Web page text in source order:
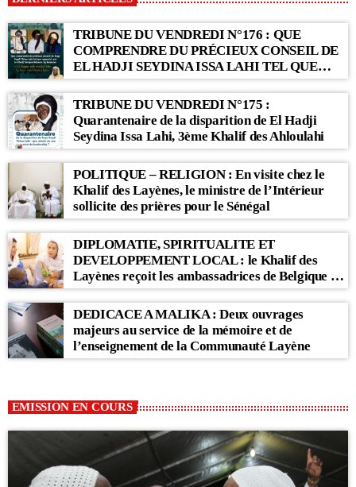
TRIBUNE DU VENDREDI N°176 : QUE
COMPRENDRE DU PRÉCIEUX CONSEIL DE
EL HADJI SEYDINA ISSA LAHI TEL QUE
RAPPORTÉ PAR LE KHALIF SERIGNE
BABACAR SY MANSOUR : « Li Baax Matul
Kër, Li Bon Matul Kër »
TRIBUNE DU VENDREDI N°175 :
Quarantenaire de la disparition de El Hadji
Seydina Issa Lahi, 3ème Khalif des Ahloulahi
POLITIQUE – RELIGION : En visite chez le
Khalif des Layènes, le ministre de l’Intérieur
sollicite des prières pour le Sénégal
DIPLOMATIE, SPIRITUALITE ET
DEVELOPPEMENT LOCAL : le Khalif des
Layènes reçoit les ambassadrices de Belgique et
des Pays-Bas
DEDICACE A MALIKA : Deux ouvrages
majeurs au service de la mémoire et de
l’enseignement de la Communauté Layène
EMISSION EN COURS